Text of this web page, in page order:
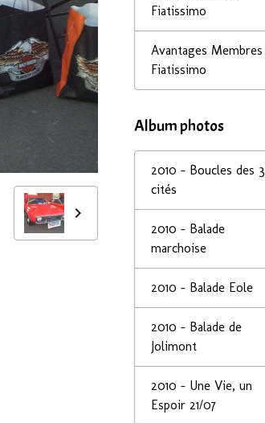
Fiatissimo
Avantages Membres
Fiatissimo
Album photos
2010 - Boucles des 3
cités
2010 - Balade
marchoise
2010 - Balade Eole
2010 - Balade de
Jolimont
2010 - Une Vie, un
Espoir 21/07